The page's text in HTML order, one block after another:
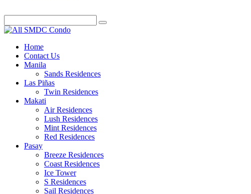
Home
Contact Us
Manila
Sands Residences
Las Piñas
Twin Residences
Makati
Air Residences
Lush Residences
Mint Residences
Red Residences
Pasay
Breeze Residences
Coast Residences
Ice Tower
S Residences
Sail Residences